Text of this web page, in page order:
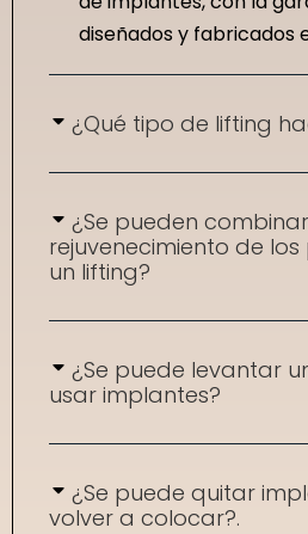
diseñados y fabricados
¿Qué tipo de lifting
¿Se pueden
rejuvenecimiento de
un lifting?
¿Se puede levantar
usar implantes?
¿Se puede quitar
volver a colocar?.